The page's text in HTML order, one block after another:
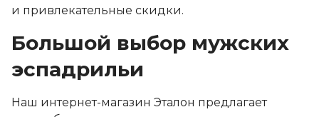
и привлекательные скидки.
Большой выбор мужских
эспадрильи
Наш интернет-магазин Эталон предлагает